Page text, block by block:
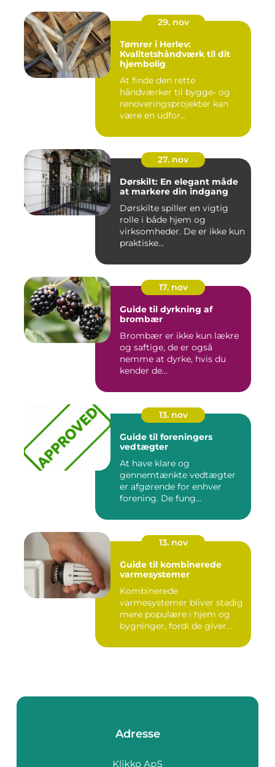
29. nov
Tømrer i Herlev:
Kvalitetshåndværk til dit
hjembolig
At finde den rette
håndværker til bygge- og
renoveringsprojekter kan
være en udfor...
27. nov
Dørskilt: En elegant måde
at markere din indgang
Dørskilte spiller en vigtig
rolle i både hjem og
virksomheder. De er ikke kun
praktiske...
17. nov
Guide til dyrkning af
brombær
Brombær er ikke kun lækre
og saftige, de er også
nemme at dyrke, hvis du
kender de...
13. nov
Guide til foreningers
vedtægter
At have klare og
gennemtænkte vedtægter
er afgørende for enhver
forening. De fung...
13. nov
Guide til kombinerede
varmesystemer
Kombinerede
varmesystemer bliver stadig
mere populære i hjem og
bygninger, fordi de giver
Adresse